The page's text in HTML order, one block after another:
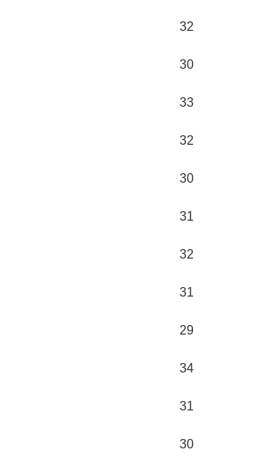
32
30
33
32
30
31
32
31
29
34
31
30